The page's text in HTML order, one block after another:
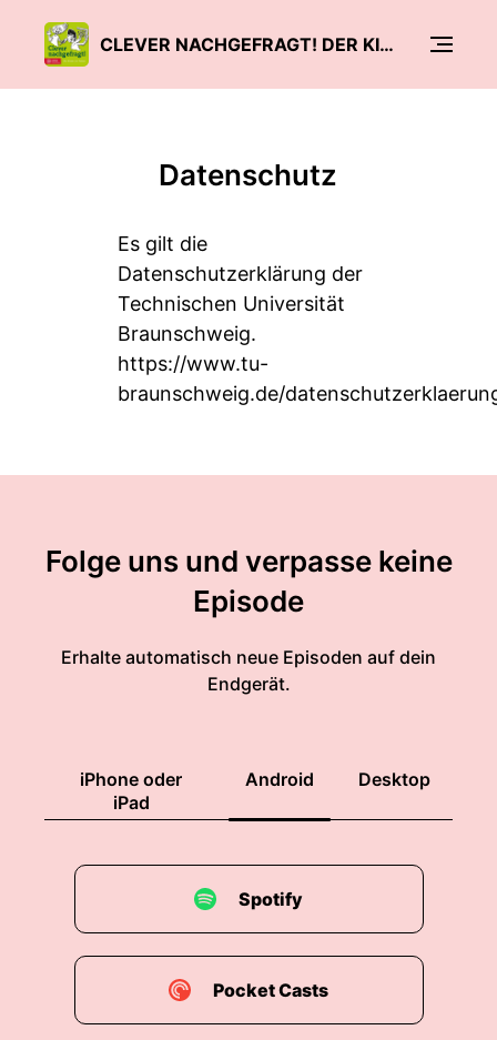
CLEVER NACHGEFRAGT! DER KINDER-UNI PODCAST
Datenschutz
Es gilt die
Datenschutzerklärung der
Technischen Universität
Braunschweig.
https://www.tu-
braunschweig.de/
Folge uns und verpasse keine
Episode
Erhalte automatisch neue Episoden auf dein
Endgerät.
iPhone oder
iPad
Android Desktop
Spotify
Pocket Casts